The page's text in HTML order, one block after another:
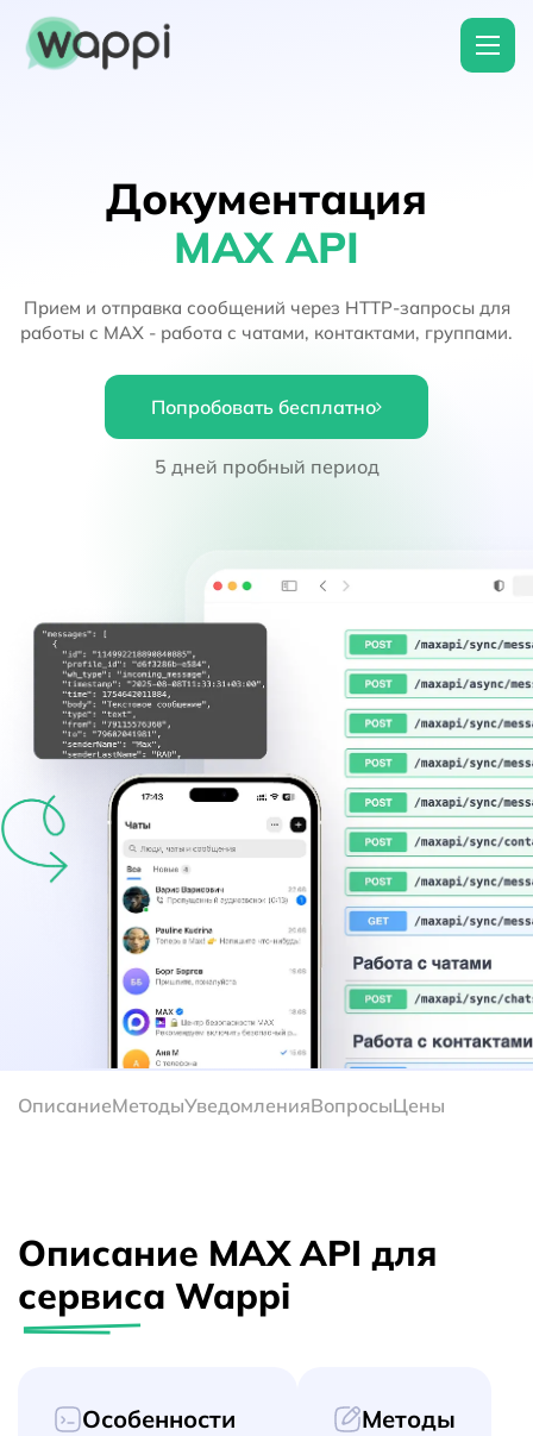
Документация
MAX API
Прием и отправка сообщений через HTTP-запросы для
работы с MAX - работа с чатами, контактами, группами.
Попробовать бесплатно
5 дней пробный период
ОписаниеМетодыУведомленияВопросыЦены
Описание MAX API для
сервиса Wappi
Методы
Особенности